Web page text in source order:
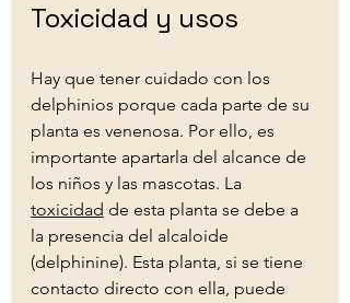
Toxicidad y usos
Hay que tener cuidado con los
delphinios porque cada parte de su
planta es venenosa. Por ello, es
importante apartarla del alcance de
los niños y las mascotas. La
toxicidad de esta planta se debe a
la presencia del alcaloide
(delphinine). Esta planta, si se tiene
contacto directo con ella, puede